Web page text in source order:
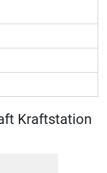
Kraftstation